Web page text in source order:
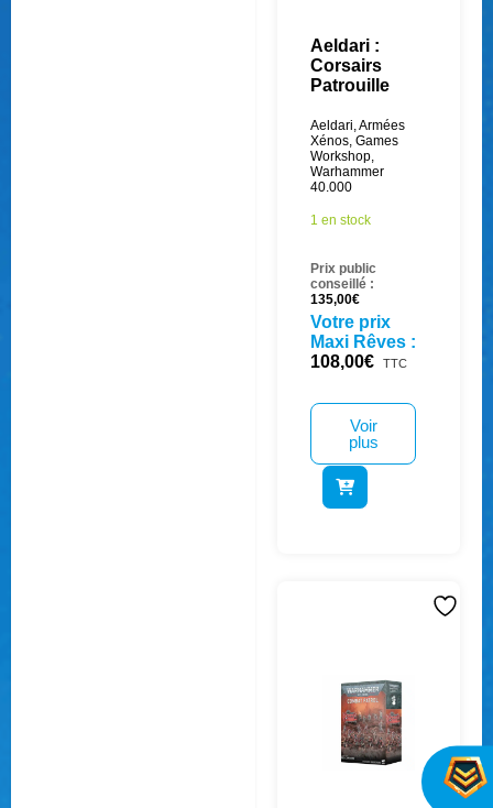
Aeldari :
Corsairs
Patrouille
Aeldari,Armées
Xénos,Games
Workshop,
Warhammer
40.000
1 en stock
Prix public
conseillé :
135,00€
Votre prix
Maxi Rêves :
108,00€ TTC
Voir
plus